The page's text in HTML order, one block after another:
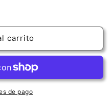
carrito
de pago